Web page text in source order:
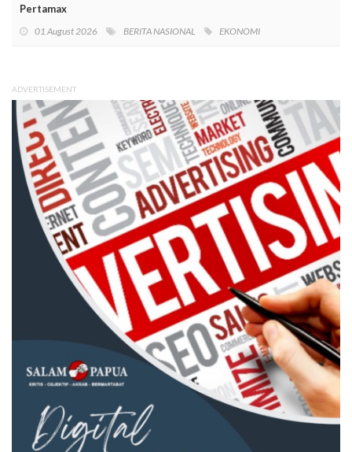
Pertamax
01 August 2026 BERITA NASIONAL EKONOMI
ADVERTISEMENT